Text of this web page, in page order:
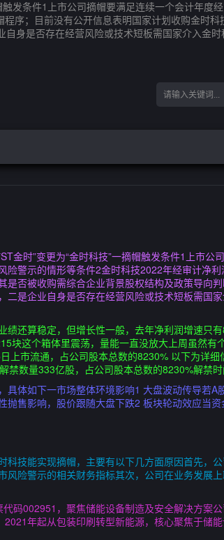
发条件1上市公司摘帽要满足连续一个会计年度
序；目前没有公开信息表明国家计划收购金时
身是否存在经营风险或技术短板需国家介入金
金时”变更为“金时科技”一摘帽触发条件1上市公
警示的情形等条件2金时科技2022年经审计净
否被收购需综合企业背景股权结构及政策导向
是企业自身是否存在经营风险或技术短板需国
还算稳定，但增长性一般，去年净利润增速只
块这个箱体里震荡，量能一直没放大上周虽然有
市流通，占公司股本总数的8230% 以下为详
数量333亿股，占公司股本总数的8230%解禁时
体如下一市场整体环境影响1 大盘波动传导若A
售影响，股价跟随大盘下跌2 板块轮动效应当
技能实现摘帽，主要有以下几方面原因首先，
险警示的相关财务指标其次，公司在业务发展
码002951，聚焦储能设备制造及安全解决方案
年起从包装印刷转型新能源，核心聚焦于储